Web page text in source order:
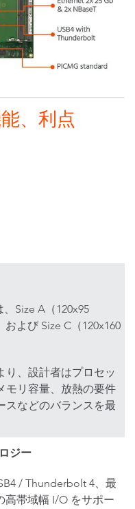
、利点
Size A（120x95
よび Size C（120x160
り、設計者はプロセッ
モリ容量、放熱の要件
スなどのバランスを最
ジー
/ Thunderbolt 4、最
高帯域幅 I/O をサポー